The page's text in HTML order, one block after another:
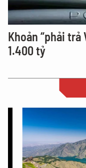
Khoản “phải trả
1.400 tỷ